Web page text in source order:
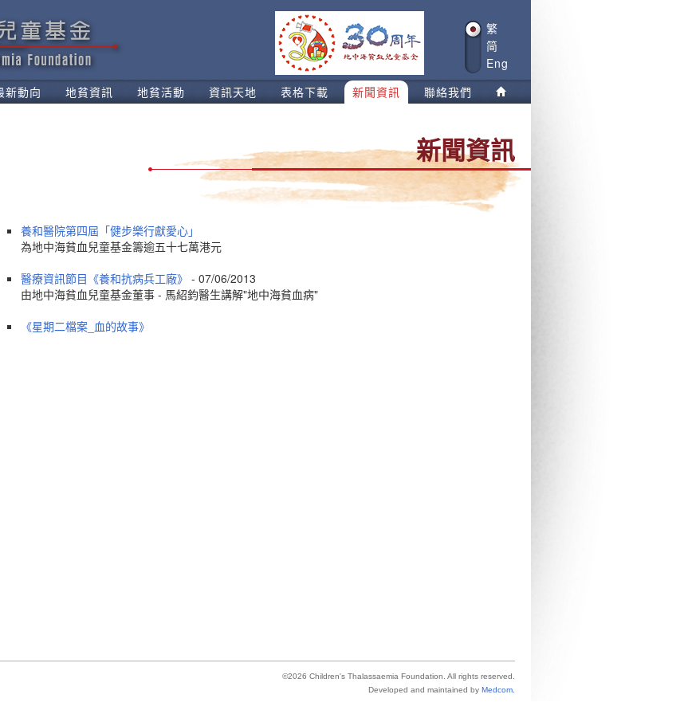
新動向 地貧資訊 地貧活動 資訊天地 表格下載 新聞資訊 聯絡我們
繁
简
Eng
新聞資訊
養和醫院第四屆「健步樂行獻愛心」
為地中海貧血兒童基金籌逾五十七萬港元
醫療資訊節目《養和抗病兵工廠》 - 07/06/2013
由地中海貧血兒童基金董事 - 馬紹鈞醫生講解"地中海貧血病"
《星期二檔案_血的故事》
©2026 Children's Thalassaemia Foundation. All rights reserved.
Developed and maintained by Medcom.